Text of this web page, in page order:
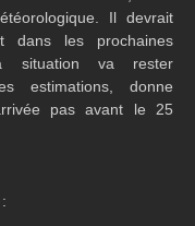
Il devrait
dans les prochaines
situation va rester
estimations, donne
pas avant le 25